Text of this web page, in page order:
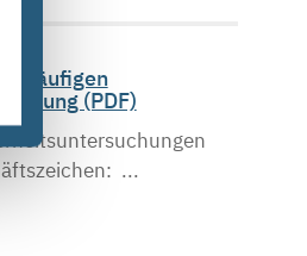
(PDF)
...